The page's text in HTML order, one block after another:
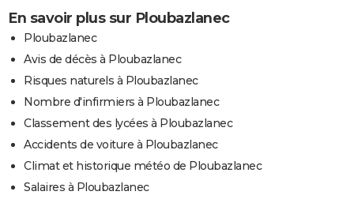
En savoir plus sur Ploubazlanec
Ploubazlanec
Avis de décès à Ploubazlanec
Risques naturels à Ploubazlanec
Nombre d'infirmiers à Ploubazlanec
Classement des lycées à Ploubazlanec
Accidents de voiture à Ploubazlanec
Climat et historique météo de Ploubazlanec
Salaires à Ploubazlanec